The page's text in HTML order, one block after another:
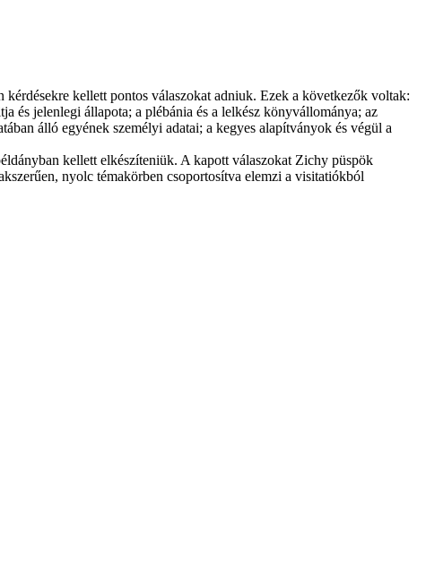
kellett pontos válaszokat adniuk. Ezek a következők voltak:
és jelenlegi állapota; a plébánia és a lelkész könyvállománya; az
álló egyének személyi adatai; a kegyes alapítványok és végül a
kellett elkészíteniük. A kapott válaszokat Zichy püspök
nyolc témakörben csoportosítva elemzi a visitatiókból